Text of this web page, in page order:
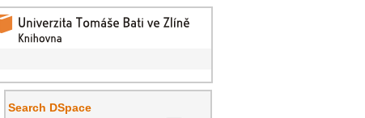
Search DSpace